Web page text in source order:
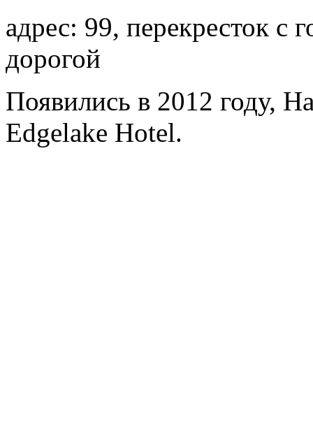
адрес: 99, перекресток с
дорогой
Появились в 2012 году,
Edgelake Hotel.